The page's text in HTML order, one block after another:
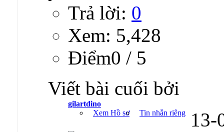
Trả lời: 0
Xem: 5,428
Ðiểm0 / 5
Viết bài cuối bởi
gilartdino
Xem Hồ sơ
Tin nhắn riêng